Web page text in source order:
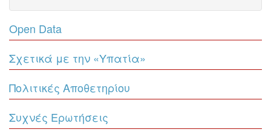
Open Data
Σχετικά με την «Υπατία»
Πολιτικές Αποθετηρίου
Συχνές Ερωτήσεις